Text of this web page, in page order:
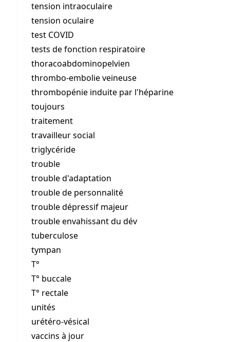
tension intraoculaire
tension oculaire
test COVID
tests de fonction respiratoire
thoracoabdominopelvien
thrombo-embolie veineuse
thrombopénie induite par l'héparine
toujours
traitement
travailleur social
triglycéride
trouble
trouble d'adaptation
trouble de personnalité
trouble dépressif majeur
trouble envahissant du dév
tuberculose
tympan
T°
T° buccale
T° rectale
unités
urétéro-vésical
vaccins à jour